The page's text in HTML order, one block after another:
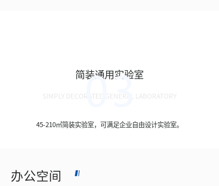
简装通用实验室
SIMPLY DECORATED GENERAL LABORATORY
45-210㎡简装实验室，可满足企业自由设计实验室。
办公空间